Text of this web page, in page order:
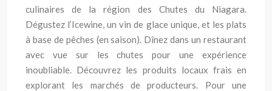
culinaires de la région des Chutes du Niagara.
Dégustez l’Icewine, un vin de glace unique, et les plats
à base de pêches (en saison). Dînez dans un restaurant
avec vue sur les chutes pour une expérience
inoubliable. Découvrez les produits locaux frais en
explorant les marchés de producteurs. Pour une